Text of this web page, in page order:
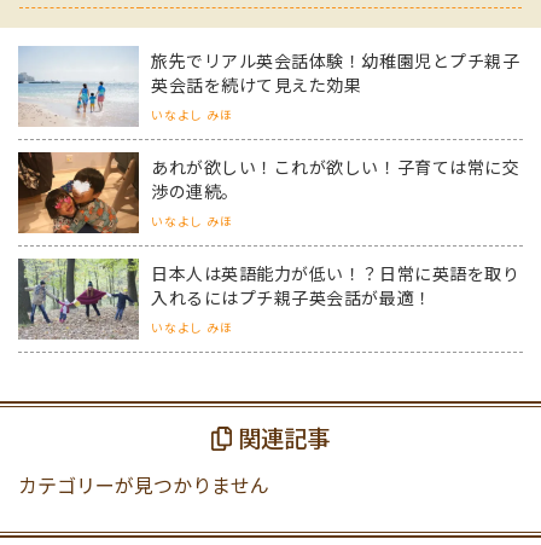
旅先でリアル英会話体験！幼稚園児とプチ親子
英会話を続けて見えた効果
いなよし みほ
あれが欲しい！これが欲しい！子育ては常に交
渉の連続。
いなよし みほ
日本人は英語能力が低い！？日常に英語を取り
入れるにはプチ親子英会話が最適！
いなよし みほ
関連記事
カテゴリーが見つかりません